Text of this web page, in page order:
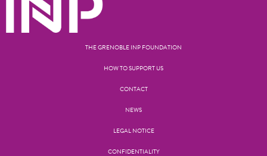
THE GRENOBLE INP FOUNDATION
HOW TO SUPPORT US
CONTACT
NEWS
LEGAL NOTICE
CONFIDENTIALITY